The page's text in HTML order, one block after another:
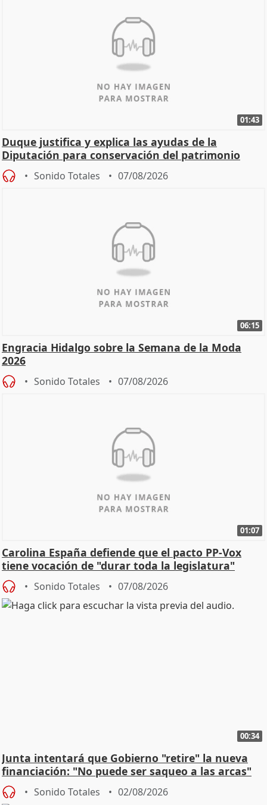
01:43
Duque justifica y explica las ayudas de la
Diputación para conservación del patrimonio
Sonido Totales 07/08/2026
06:15
Engracia Hidalgo sobre la Semana de la Moda
2026
Sonido Totales 07/08/2026
01:07
Carolina España defiende que el pacto PP-Vox
tiene vocación de "durar toda la legislatura"
Sonido Totales 07/08/2026
00:34
Junta intentará que Gobierno "retire" la nueva
financiación: "No puede ser saqueo a las arcas"
Sonido Totales 02/08/2026